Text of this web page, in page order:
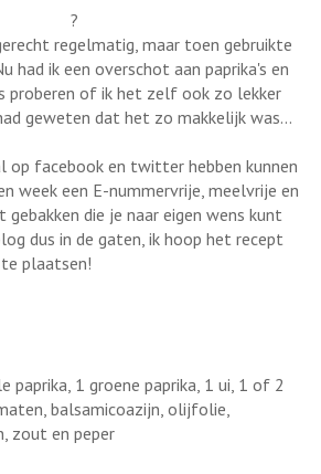
?
regelmatig, maar toen gebruikte
had ik een overschot aan paprika's en
proberen of ik het zelf ook zo lekker
geweten dat het zo makkelijk was...
op facebook en twitter hebben kunnen
week een E-nummervrije, meelvrije en
die je naar eigen wens kunt
dus in de gaten, ik hoop het recept
plaatsen!
paprika, 1 groene paprika, 1 ui, 1 of 2
balsamicoazijn, olijfolie,
zout en peper